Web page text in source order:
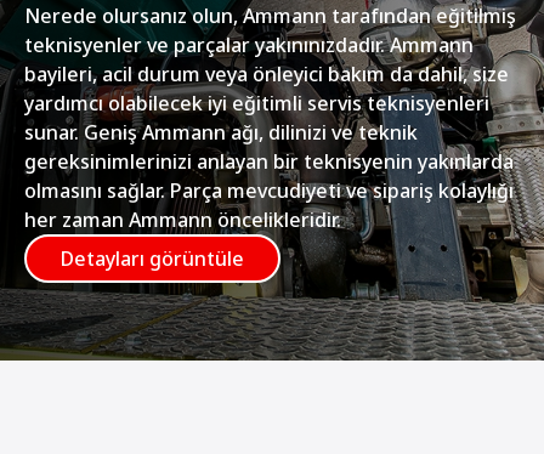
Nerede olursanız olun, Ammann tarafından eğitilmiş
teknisyenler ve parçalar yakınınızdadır. Ammann
bayileri, acil durum veya önleyici bakım da dahil, size
yardımcı olabilecek iyi eğitimli servis teknisyenleri
sunar. Geniş Ammann ağı, dilinizi ve teknik
gereksinimlerinizi anlayan bir teknisyenin yakınlarda
olmasını sağlar. Parça mevcudiyeti ve sipariş kolaylığı
her zaman Ammann öncelikleridir.
Detayları görüntüle